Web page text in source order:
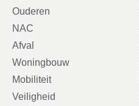
Ouderen
NAC
Afval
Woningbouw
Mobiliteit
Veiligheid